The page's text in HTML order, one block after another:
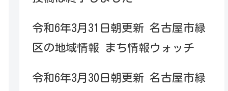
令和6年3月31日朝更新 名古屋市緑
区の地域情報 まち情報ウォッチ
令和6年3月30日朝更新 名古屋市緑